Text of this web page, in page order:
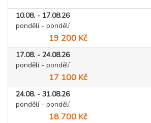
10.08. - 17.08.26
pondělí - pondělí
19 200 Kč
17.08. - 24.08.26
pondělí - pondělí
17 100 Kč
24.08. - 31.08.26
pondělí - pondělí
18 700 Kč